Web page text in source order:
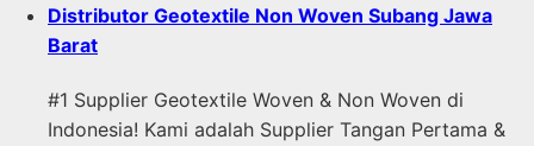
Distributor Geotextile Non Woven Subang Jawa
Barat
#1 Supplier Geotextile Woven & Non Woven di
Indonesia! Kami adalah Supplier Tangan Pertama &